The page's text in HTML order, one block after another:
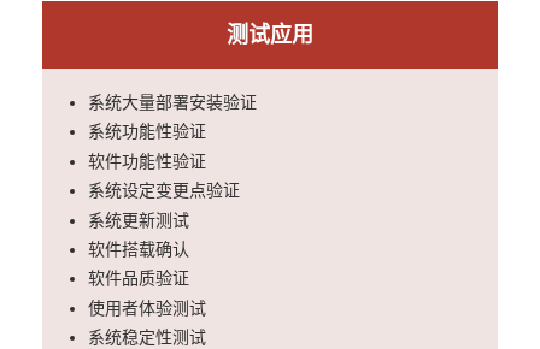
测试应用
系统大量部署安装验证
系统功能性验证
软件功能性验证
系统设定变更点验证
系统更新测试
软件搭载确认
软件品质验证
使用者体验测试
系统稳定性测试